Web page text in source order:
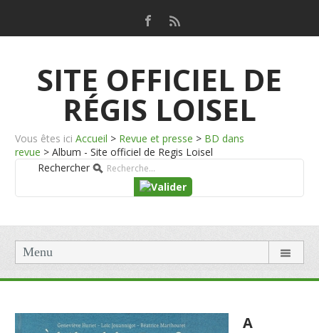
SITE OFFICIEL DE
RÉGIS LOISEL
Vous êtes ici Accueil > Revue et presse > BD dans
revue > Album - Site officiel de Regis Loisel
Rechercher
Menu
A